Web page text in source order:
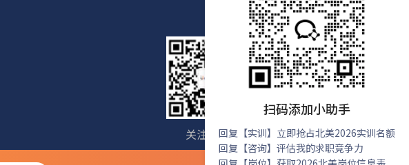
扫码添加小助手
回复【实训】立即抢占北美2026实训名额
回复【咨询】评估我的求职竞争力
关注我们 免费咨询